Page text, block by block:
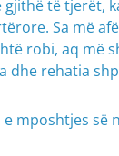
gjithë të tjerët,
Sa më
robi, aq më
dhe rehatia
e mposhtjes së